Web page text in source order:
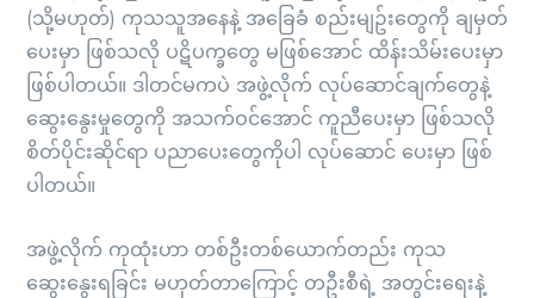
(သို့မဟုတ်) ကုသသူအနေနဲ့ အခြေခံ စည်းမျဥ်းတွေကို ချမှတ်
ပေးမှာ ဖြစ်သလို ပဋိပက္ခတွေ မဖြစ်အောင် ထိန်းသိမ်းပေးမှာ
ဖြစ်ပါတယ်။ ဒါတင်မကပဲ အဖွဲ့လိုက် လုပ်ဆောင်ချက်တွေနဲ့
ဆွေးနွေးမှုတွေကို အသက်ဝင်အောင် ကူညီပေးမှာ ဖြစ်သလို
စိတ်ပိုင်းဆိုင်ရာ ပညာပေးတွေကိုပါ လုပ်ဆောင် ပေးမှာ ဖြစ်
ပါတယ်။
အဖွဲ့လိုက် ကုထုံးဟာ တစ်ဦးတစ်ယောက်တည်း ကုသ
ဆွေးနွေးရခြင်း မဟုတ်တာကြောင့် တဦးစီရဲ့ အတွင်းရေးနဲ့